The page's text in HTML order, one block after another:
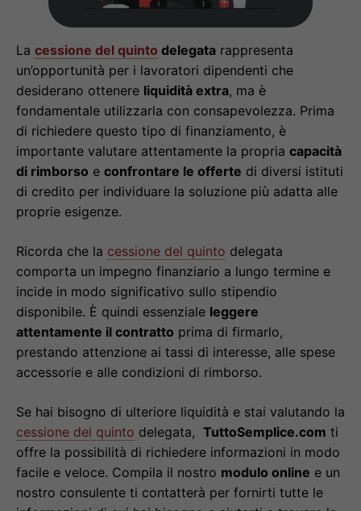
La cessione del quinto delegata rappresenta
un’opportunità per i lavoratori dipendenti che
desiderano ottenere liquidità extra, ma è
fondamentale utilizzarla con consapevolezza. Prima
di richiedere questo tipo di finanziamento, è
importante valutare attentamente la propria capacità
di rimborso e confrontare le offerte di diversi istituti
di credito per individuare la soluzione più adatta alle
proprie esigenze.
Ricorda che la cessione del quinto delegata
comporta un impegno finanziario a lungo termine e
incide in modo significativo sullo stipendio
disponibile. È quindi essenziale leggere
attentamente il contratto prima di firmarlo,
prestando attenzione ai tassi di interesse, alle spese
accessorie e alle condizioni di rimborso.
Se hai bisogno di ulteriore liquidità e stai valutando la
cessione del quinto delegata, TuttoSemplice.com ti
offre la possibilità di richiedere informazioni in modo
facile e veloce. Compila il nostro modulo online e un
nostro consulente ti contatterà per fornirti tutte le